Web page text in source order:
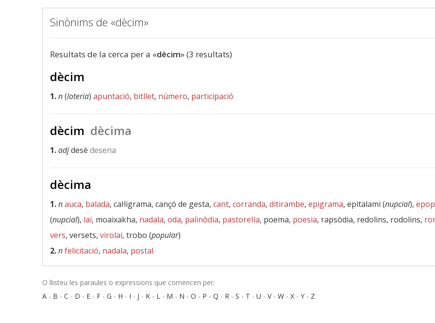
Sinònims de «dècim»
Resultats de la cerca per a «dècim» (3 resultats)
dècim
1.n(loteria) apuntació, bitllet, número, participació
dècim dècima
1.adjdesè desena
dècima
1.nauca, balada, cal·ligrama, cançó de gesta, cant, corranda, ditirambe, epigrama, epitalami (nupcial),
(nupcial), lai, moaixakha, nadala, oda, palinòdia, pastorel·la, poema, poesia, rapsòdia, redolins, rodolins,
vers, versets, virolai, trobo (popular)
2.nfelicitació, nadala, postal
O llisteu les paraules o expressions que comencen per:
A - B - C - D - E - F - G - H - I - J - K - L - M - N - O - P - Q - R - S - T - U - V- W - X - Y - Z